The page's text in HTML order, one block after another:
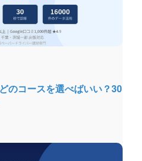
のコースを選べばいい？30